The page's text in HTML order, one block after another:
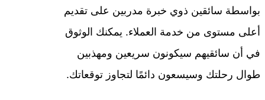
بواسطة سائقين ذوي خبرة مدربين على تقديم
أعلى مستوى من خدمة العملاء. يمكنك الوثوق
في أن سائقيهم سيكونون سريعين ومهذبين
طوال رحلتك وسيسعون دائمًا لتجاوز توقعاتك.